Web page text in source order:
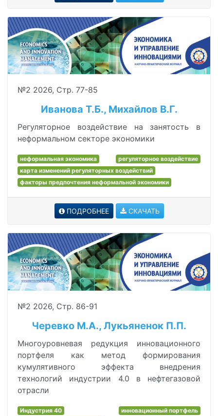
№2 2026, Стр. 77-85
Иванова Т.Б., Михайлов В.Г.
Регуляторное воздействие на занятость в
неформальном секторе экономики
неформальная экономика
регуляторное воздействие
карта изменений регуляторных воздействий
факторы предпочтения неформальной экономики
ПОДРОБНЕЕ СКАЧАТЬ
№2 2026, Стр. 86-91
Черевко М.А., Лукьяненок П.П.
Многоуровневая редукция инновационного
портфеля как метод формирования
кумулятивного эффекта внедрения
технологий индустрии 4.0 в нефтегазовой
отрасли
Индустрия 40
инновационный портфель